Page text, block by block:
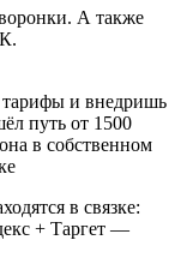
А также
и внедришь
путь от 1500
в собственном
в связке:
+ Таргет —